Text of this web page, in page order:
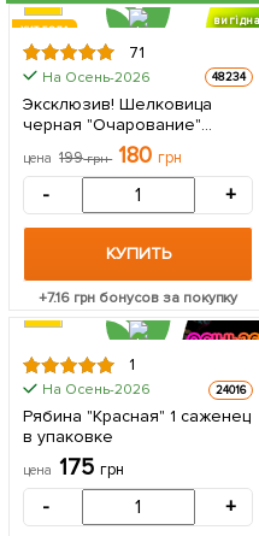
знижка
ХИТ ГОДА
71
На Осень-2026 48234
Эксклюзив! Шелковица
черная "Очарование"
(Charm) (премиальный
крупноплодный сорт,
болезнеустойчивая) 1
саженец в упаковке
цена 199грн 180 грн
- +
КУПИТЬ
+7.16грн бонусов за покупку
1
На Осень-2026 24016
Рябина "Красная" 1 саженец
в упаковке
цена 175грн
- +